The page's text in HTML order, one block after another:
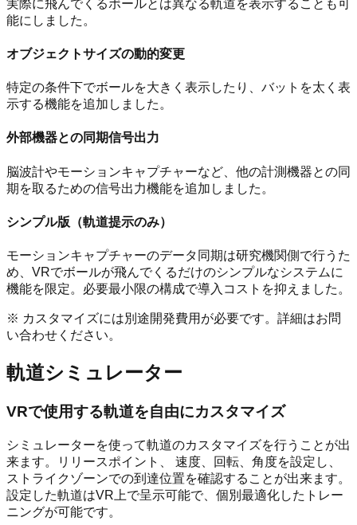
実際に飛んでくるボールとは異なる軌道を表示することも可
能にしました。
オブジェクトサイズの動的変更
特定の条件下でボールを大きく表示したり、バットを太く表
示する機能を追加しました。
外部機器との同期信号出力
脳波計やモーションキャプチャーなど、他の計測機器との同
期を取るための信号出力機能を追加しました。
シンプル版（軌道提示のみ）
モーションキャプチャーのデータ同期は研究機関側で行うた
め、VRでボールが飛んでくるだけのシンプルなシステムに
機能を限定。必要最小限の構成で導入コストを抑えました。
※ カスタマイズには別途開発費用が必要です。詳細はお問
い合わせください。
軌道シミュレーター
VRで使用する軌道を自由にカスタマイズ
シミュレーターを使って軌道のカスタマイズを行うことが出
来ます。リリースポイント、 速度、回転、角度を設定し、
ストライクゾーンでの到達位置を確認することが出来ます。
設定した軌道はVR上で呈示可能で、個別最適化したトレー
ニングが可能です。